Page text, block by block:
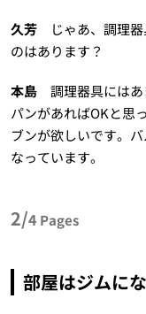
久芳じゃあ、調理器
のはあります？
本島調理器具にはあ
パンがあればOKと思
ブンが欲しいです。
なっています。
2/4 Pages
部屋はジムに